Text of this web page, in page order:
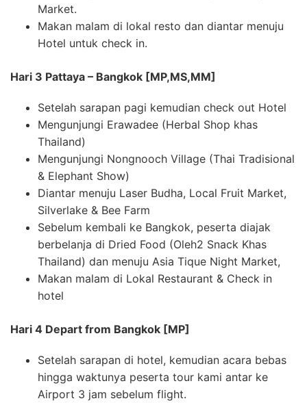
Market.
Makan malam di lokal resto dan diantar menuju
Hotel untuk check in.
Hari 3 Pattaya – Bangkok [MP,MS,MM]
Setelah sarapan pagi kemudian check out Hotel
Mengunjungi Erawadee (Herbal Shop khas
Thailand)
Mengunjungi Nongnooch Village (Thai Tradisional
& Elephant Show)
Diantar menuju Laser Budha, Local Fruit Market,
Silverlake & Bee Farm
Sebelum kembali ke Bangkok, peserta diajak
berbelanja di Dried Food (Oleh2 Snack Khas
Thailand) dan menuju Asia Tique Night Market,
Makan malam di Lokal Restaurant & Check in
hotel
Hari 4 Depart from Bangkok [MP]
Setelah sarapan di hotel, kemudian acara bebas
hingga waktunya peserta tour kami antar ke
Airport 3 jam sebelum flight.